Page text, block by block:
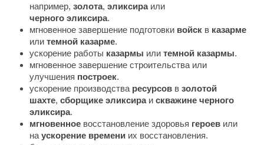
например, золота, эликсираили
черного эликсира.
мгновенное завершение подготовки войск в казарме
или темной казарме.
ускорение работы казармы или темной казармы.
мгновенное завершение строительства или
улучшения построек.
ускорение производства ресурсов в золотой
шахте, сборщике эликсираи скважине черного
эликсира.
мгновенное восстановление здоровья героев или
на ускорение времени их восстановления.